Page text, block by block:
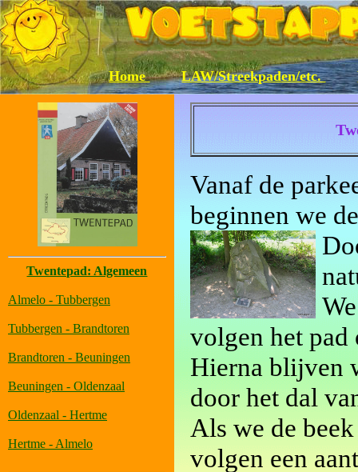
Home LAW/Streekpaden/etc.
Twentepad: Algemeen
Almelo - Tubbergen
Tubbergen - Brandtoren
Brandtoren - Beuningen
Beuningen - Oldenzaal
Oldenzaal - Hertme
Hertme - Almelo
Vanaf de
beginnen we
volgen het pad
Hierna blijven
door het dal
Als we de
volgen een